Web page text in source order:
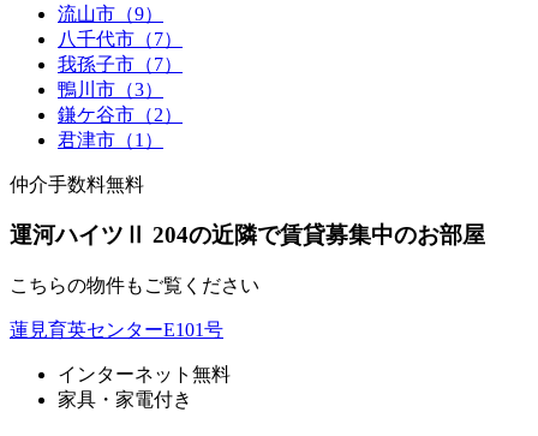
流山市（9）
八千代市（7）
我孫子市（7）
鴨川市（3）
鎌ケ谷市（2）
君津市（1）
仲介手数料無料
運河ハイツⅡ 204の近隣で賃貸募集中のお部屋
こちらの物件もご覧ください
蓮見育英センターE101号
インターネット無料
家具・家電付き